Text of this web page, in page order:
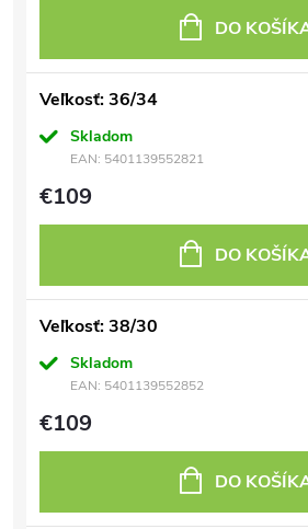
DO
Veľkosť: 36/34
Skladom
EAN: 5401139552821
€109
DO
Veľkosť: 38/30
Skladom
EAN: 5401139552852
€109
DO